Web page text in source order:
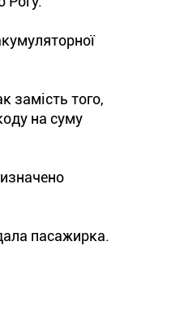
замість того,
на суму
пасажирка.